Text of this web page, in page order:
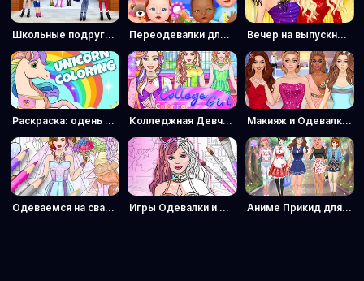
Школьные подруги: Девчачья команда Переодевалки для малышей Вечер на выпускной: Оденься стильно
Раскраска: одень единорога Колледжная Девчонка: Раскраска и Одевалка Макияж и Одевалки для Модниц
Одеваемся на свадьбу: раскраска Игры Одевалки и Книжка-Раскраска Аниме Прикид для Школоты